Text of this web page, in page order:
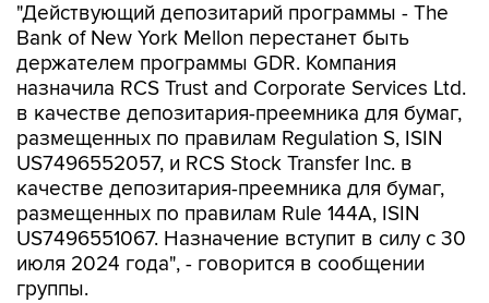
"Действующий депозитарий программы - The
Bank of New York Mellon перестанет быть
держателем программы GDR. Компания
назначила RCS Trust and Corporate Services Ltd.
в качестве депозитария-преемника для бумаг,
размещенных по правилам Regulation S, ISIN
US7496552057, и RCS Stock Transfer Inc. в
качестве депозитария-преемника для бумаг,
размещенных по правилам Rule 144A, ISIN
US7496551067. Назначение вступит в силу с 30
июля 2024 года", - говорится в сообщении
группы.